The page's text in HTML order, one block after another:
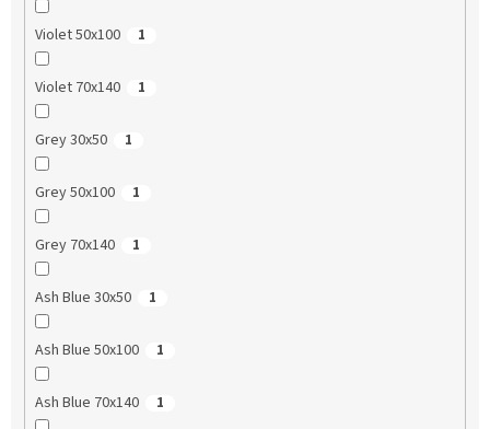
Violet 50x100 1
Violet 70x140 1
Grey 30x50 1
Grey 50x100 1
Grey 70x140 1
Ash Blue 30x50 1
Ash Blue 50x100 1
Ash Blue 70x140 1